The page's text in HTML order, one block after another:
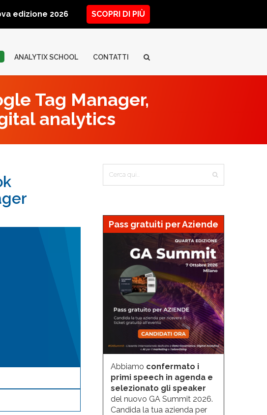
edizione 2026 SCOPRI DI PIÙ
ANALYTIX SCHOOL CONTATTI
Tag Manager,
analytics
Pass gratuiti per Aziende
Abbiamo confermato i
primi speech in agenda e
selezionato gli speaker
del nuovo GA Summit 2026.
Candida la tua azienda per